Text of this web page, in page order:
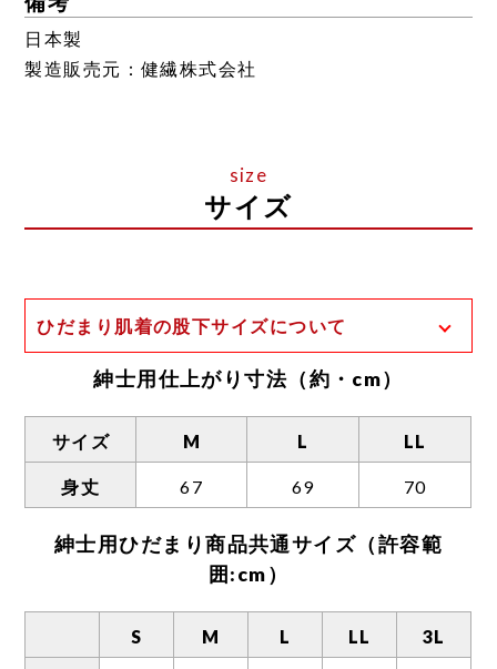
日本製
製造販売元：健繊株式会社
サイズ
ひだまり肌着の股下サイズについて
一般的な股下の計測方法は、足の付け根から
後股上のサイズ差が大きいため、独自の計測
方法を用いております。
合は表示サイズに約3〜5センチほどプラスし
た長さとなります。
また、以下の理由からボトムの丈が短めの設
紳士用仕上がり寸法（約・cm）
サイズ M L LL
身丈 67 69 70
紳士用ひだまり商品共通サイズ（許容範
囲:cm）
S M L LL 3L